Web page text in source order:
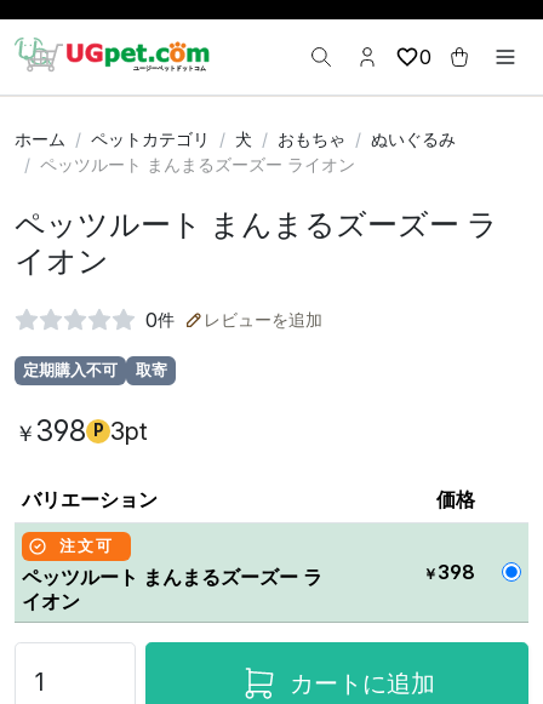
0
ホーム ペットカテゴリ 犬 おもちゃ
ぬいぐるみ
ペッツルート まんまるズーズー ライオン
ペッツルート まんまるズーズー ラ
イオン
0件 レビューを追加
定期購入不可 取寄
￥ 398 P 3pt
バリエーション 価格
注文可
ペッツルート まんまるズーズー ラ
イオン
￥ 398
カートに追加